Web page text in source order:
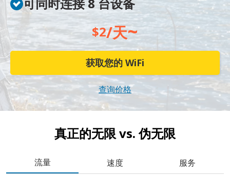
$2/天~
获取您的 WiFi
查询价格
真正的无限 vs.伪无限
流量 速度 服务